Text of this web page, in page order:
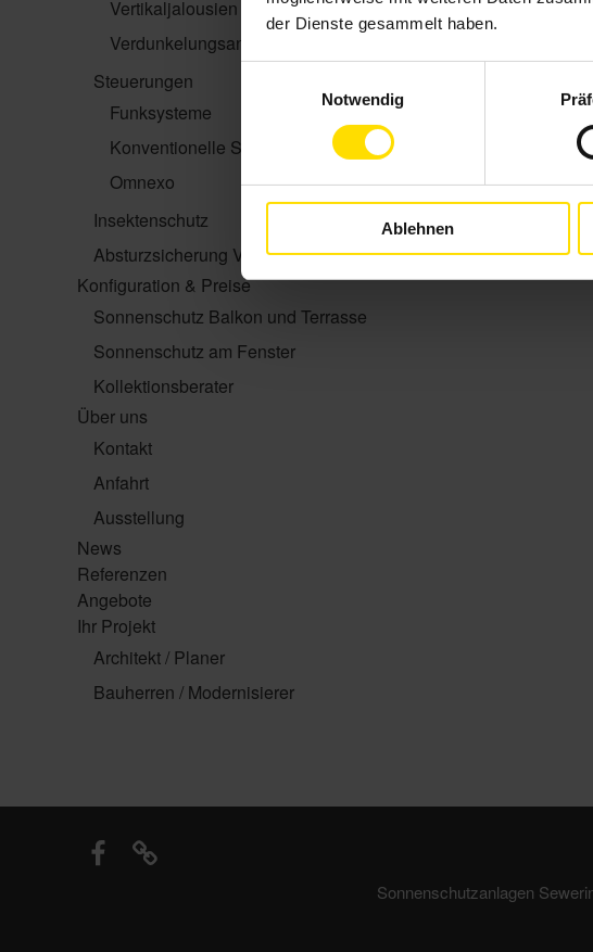
der Dienste gesammelt haben.
Notwendig
Ablehnen
Vertikaljalousien
Verdunkelungsanlagen
Steuerungen
Funksysteme
Konventionelle Steuerungen
Omnexo
Insektenschutz
Absturzsicherung VisioNeo
Konfiguration & Preise
Sonnenschutz Balkon und Terrasse
Sonnenschutz am Fenster
Kollektionsberater
Über uns
Kontakt
Anfahrt
Ausstellung
News
Referenzen
Angebote
Ihr Projekt
Architekt / Planer
Bauherren / Modernisierer
Sonnenschutzanlagen